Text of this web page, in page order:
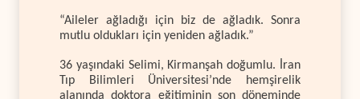
“Aileler ağladığı için biz de ağladık. Sonra
mutlu oldukları için yeniden ağladık.”
36 yaşındaki Selimi, Kirmanşah doğumlu. İran
Tıp Bilimleri Üniversitesi’nde hemşirelik
alanında doktora eğitiminin son döneminde